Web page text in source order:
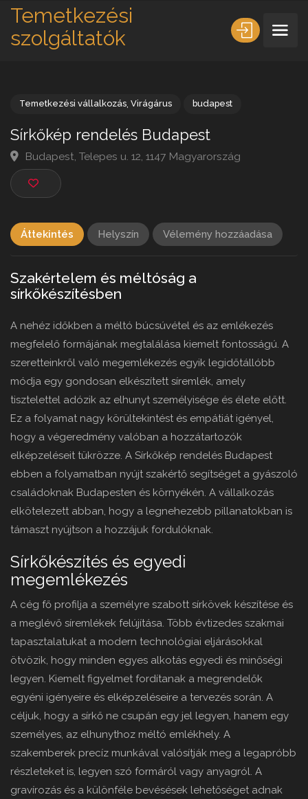
Temetkezési
szolgáltatók
Sírkőkép rendelés Budapest
Budapest, Telepes u. 12, 1147 Magyarország
Áttekintés Helyszín Vélemény hozzáadása
Szakértelem és méltóság a
sírkőkészítésben
A nehéz időkben a méltó búcsúvétel és az emlékezés
megfelelő formájának megtalálása kiemelt fontosságú. A
szeretteinkről való megemlékezés egyik legidőtállóbb
módja egy gondosan elkészített síremlék, amely
tisztelettel adózik az elhunyt személyisége és élete előtt.
Ez a folyamat nagy körültekintést és empátiát igényel,
hogy a végeredmény valóban a hozzátartozók
elképzeléseit tükrözze. A Sírkőkép rendelés Budapest
ebben a folyamatban nyújt szakértő segítséget a gyászoló
családoknak Budapesten és környékén. A vállalkozás
elkötelezett abban, hogy a legnehezebb pillanatokban is
támaszt nyújtson a hozzájuk fordulóknak.
Sírkőkészítés és egyedi
megemlékezés
A cég fő profilja a személyre szabott sírkövek készítése és
a meglévő síremlékek felújítása. Több évtizedes szakmai
tapasztalatukat a modern technológiai eljárásokkal
ötvözik, hogy minden egyes alkotás egyedi és minőségi
legyen. Kiemelt figyelmet fordítanak a megrendelők
egyéni igényeire és elképzeléseire a tervezés során. A
céljuk, hogy a sírkő ne csupán egy jel legyen, hanem egy
személyes, az elhunythoz méltó emlékhely. A
szakemberek precíz munkával valósítják meg a legapróbb
részleteket is, legyen szó formáról vagy anyagról. A
gravírozás és a különféle bevésések lehetőséget adnak